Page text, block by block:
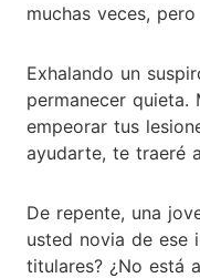
muchas veces,
Exhalando un
permanecer quieta.
empeorar tus
ayudarte, te traeré
De repente, una
usted novia de ese
titulares? ¿No está